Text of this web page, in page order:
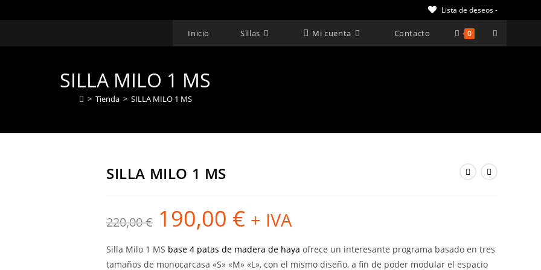
Lista de deseos -
Inicio Sillas Mi cuenta Contacto 0 Alternar
SILLA MILO 1 MS
> Tienda > SILLA MILO 1 MS
SILLA MILO 1 MS
220,00€
El
precio
original
220,00 €.
190,00 €El
precio
actual
190,00 €.
+ IVA
Silla Milo 1 MS base 4 patas de madera de haya ofrece un interesante programa basado en tres
tamaños de monocarcasa «S» «M» «L», con el mismo diseño, a fin de poder modular el espacio